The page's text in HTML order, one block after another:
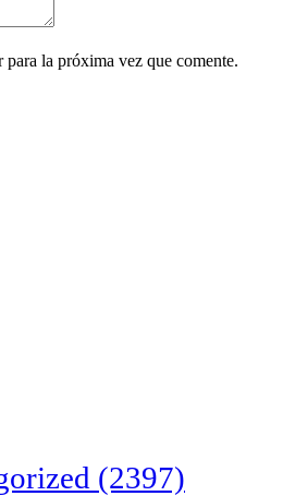
la próxima vez que comente.
(2397)